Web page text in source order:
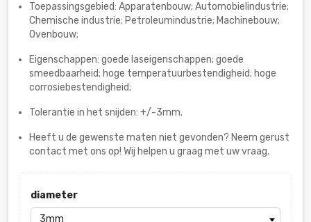
Toepassingsgebied: Apparatenbouw; Automobielindustrie;
Chemische industrie; Petroleumindustrie; Machinebouw;
Ovenbouw;
Eigenschappen: goede laseigenschappen; goede
smeedbaarheid; hoge temperatuurbestendigheid; hoge
corrosiebestendigheid;
Tolerantie in het snijden: +/-3mm.
Heeft u de gewenste maten niet gevonden? Neem gerust
contact met ons op! Wij helpen u graag met uw vraag.
diameter